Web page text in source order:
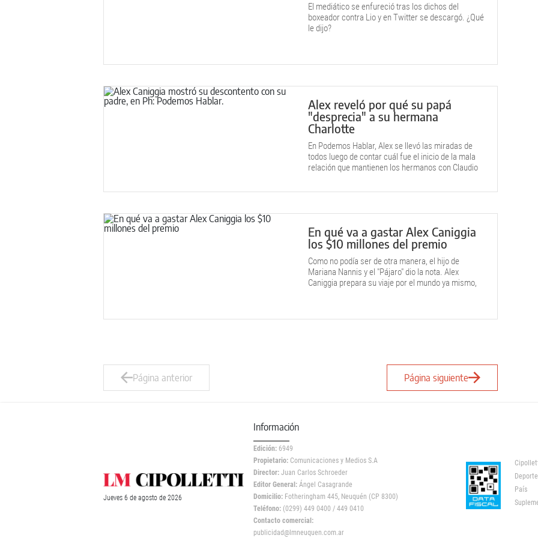
El mediático se enfureció tras los dichos del
boxeador contra Lio y en Twitter se descargó. ¿Qué
le dijo?
Alex reveló por qué su papá
"desprecia" a su hermana
Charlotte
En Podemos Hablar, Alex se llevó las miradas de
todos luego de contar cuál fue el inicio de la mala
relación que mantienen los hermanos con Claudio
En qué va a gastar Alex Caniggia
los $10 millones del premio
Como no podía ser de otra manera, el hijo de
Mariana Nannis y el "Pájaro" dio la nota. Alex
Caniggia prepara su viaje por el mundo ya mismo,
Página anterior Página siguiente
Jueves 6 de agosto de 2026
Información
Edición: 6949
Propietario: Comunicaciones y Medios S.A
Director: Juan Carlos Schroeder
Editor General: Ángel Casagrande
Domicilio: Fotheringham 445, Neuquén (CP 8300)
Teléfono: (0299) 449 0400 / 449 0410
Contacto comercial:
publicidad@lmneuquen.com.ar
País